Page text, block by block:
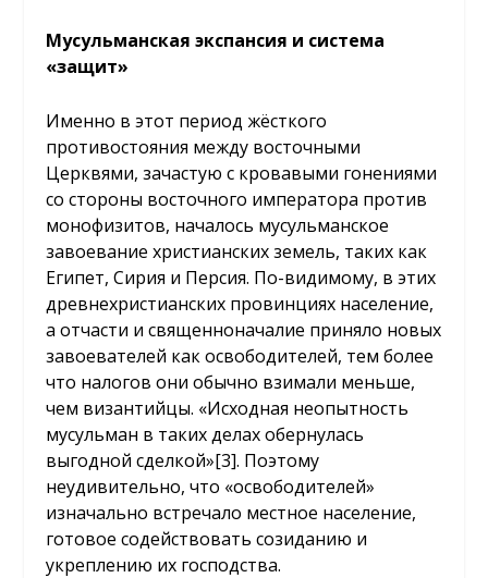
Мусульманская экспансия и система
«защит»
Именно в этот период жёсткого
противостояния между восточными
Церквями, зачастую с кровавыми гонениями
со стороны восточного императора против
монофизитов, началось мусульманское
завоевание христианских земель, таких как
Египет, Сирия и Персия. По-видимому, в этих
древнехристианских провинциях население,
а отчасти и священноначалие приняло новых
завоевателей как освободителей, тем более
что налогов они обычно взимали меньше,
чем византийцы. «Исходная неопытность
мусульман в таких делах обернулась
выгодной сделкой»[3]. Поэтому
неудивительно, что «освободителей»
изначально встречало местное население,
готовое содействовать созиданию и
укреплению их господства.